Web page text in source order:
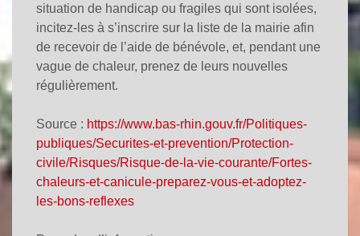
situation de handicap ou fragiles qui sont isolées,
incitez-les à s’inscrire sur la liste de la mairie afin
de recevoir de l’aide de bénévole, et, pendant une
vague de chaleur, prenez de leurs nouvelles
régulièrement.
Source : https://www.bas-rhin.gouv.fr/Politiques-
publiques/Securites-et-prevention/Protection-
civile/Risques/Risque-de-la-vie-courante/Fortes-
chaleurs-et-canicule-preparez-vous-et-adoptez-
les-bons-reflexes